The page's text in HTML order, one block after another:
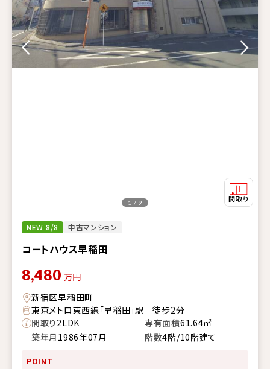
NEW 8/8 中古マンション
コートハウス早稲田
1 / 9
8,480 万円
新宿区早稲田町
東京メトロ東西線「早稲田」駅 徒歩2分
間取り2LDK 専有面積61.64㎡
築年月 1986年07月 階数4階/10階建て
POINT